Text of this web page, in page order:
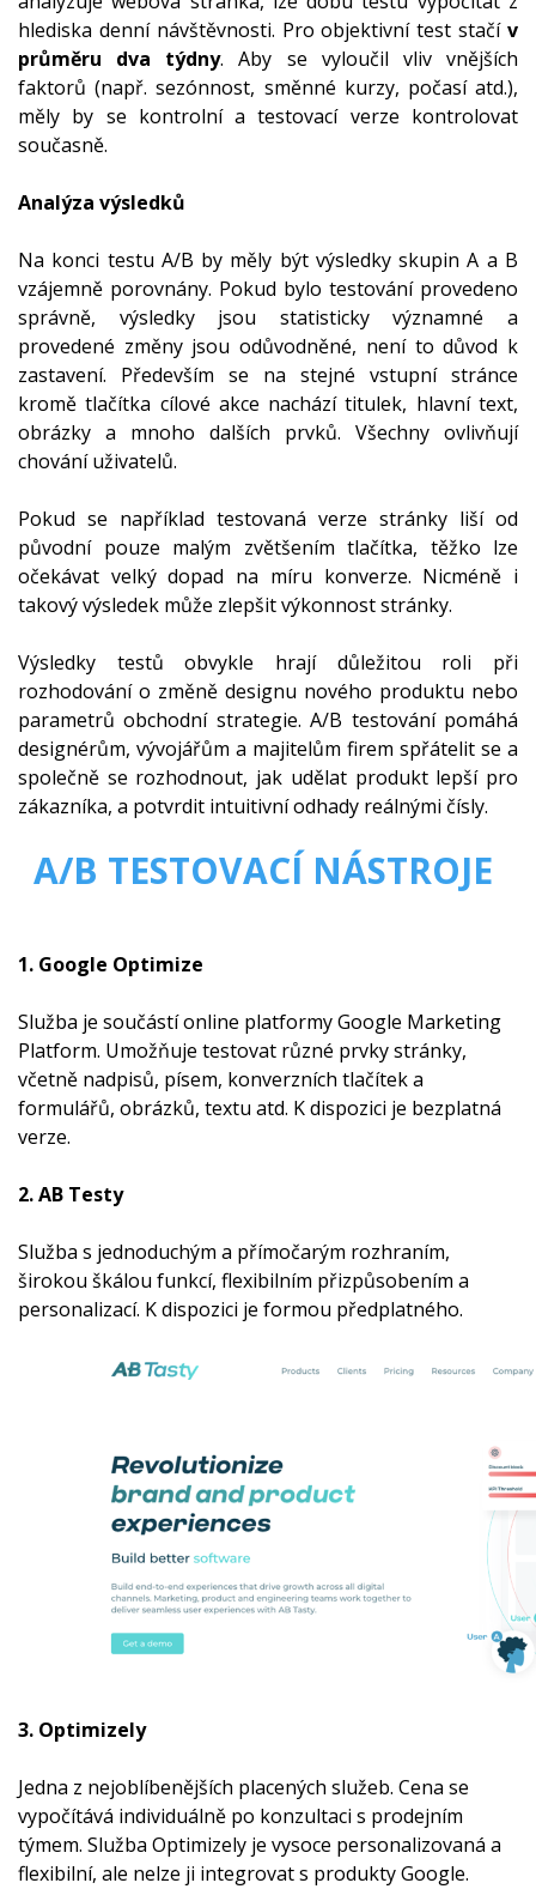
hlediska denní návštěvnosti. Pro objektivní test stačí v
průměru dva týdny. Aby se vyloučil vliv vnějších
faktorů (např. sezónnost, směnné kurzy, počasí atd.),
měly by se kontrolní a testovací verze kontrolovat
současně.
Analýza výsledků
Na konci testu A/B by měly být výsledky skupin A a B
vzájemně porovnány. Pokud bylo testování provedeno
správně, výsledky jsou statisticky významné a
provedené změny jsou odůvodněné, není to důvod k
zastavení. Především se na stejné vstupní stránce
kromě tlačítka cílové akce nachází titulek, hlavní text,
obrázky a mnoho dalších prvků. Všechny ovlivňují
chování uživatelů.
Pokud se například testovaná verze stránky liší od
původní pouze malým zvětšením tlačítka, těžko lze
očekávat velký dopad na míru konverze. Nicméně i
takový výsledek může zlepšit výkonnost stránky.
Výsledky testů obvykle hrají důležitou roli při
rozhodování o změně designu nového produktu nebo
parametrů obchodní strategie. A/B testování pomáhá
designérům, vývojářům a majitelům firem spřátelit se a
společně se rozhodnout, jak udělat produkt lepší pro
zákazníka, a potvrdit intuitivní odhady reálnými čísly.
A/B TESTOVACÍ NÁSTROJE
1. Google Optimize
Služba je součástí online platformy Google Marketing
Platform. Umožňuje testovat různé prvky stránky,
včetně nadpisů, písem, konverzních tlačítek a
formulářů, obrázků, textu atd. K dispozici je bezplatná
verze.
2. AB Testy
Služba s jednoduchým a přímočarým rozhraním,
širokou škálou funkcí, flexibilním přizpůsobením a
personalizací. K dispozici je formou předplatného.
3. Optimizely
Jedna z nejoblíbenějších placených služeb. Cena se
vypočítává individuálně po konzultaci s prodejním
týmem. Služba Optimizely je vysoce personalizovaná a
flexibilní, ale nelze ji integrovat s produkty Google.